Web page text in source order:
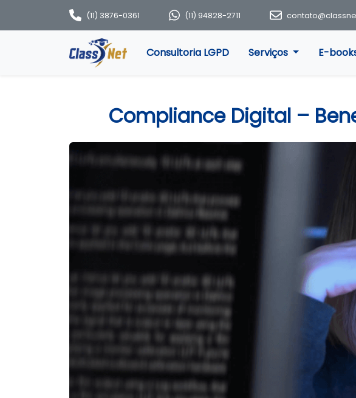
(11) 3876-0361 (11) 94828-2711
Consultoria LGPD Serviços E-
Compliance Digital –